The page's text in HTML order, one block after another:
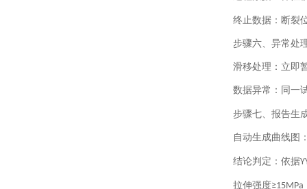
终止数据：断裂
步骤六、 异常处
滑移处理：立即
数据异常：同一
步骤七、 报告生
自动生成曲线图
结论判定：依据
拉伸强度≥15MPa